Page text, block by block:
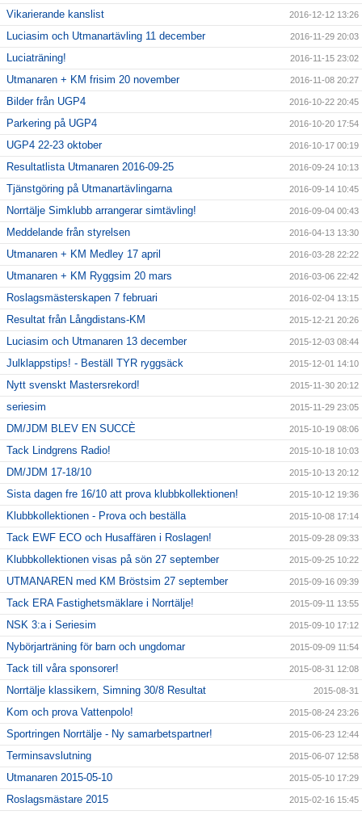
Vikarierande kanslist 2016-12-12 13:26
Luciasim och Utmanartävling 11 december 2016-11-29 20:03
Luciaträning! 2016-11-15 23:02
Utmanaren + KM frisim 20 november 2016-11-08 20:27
Bilder från UGP4 2016-10-22 20:45
Parkering på UGP4 2016-10-20 17:54
UGP4 22-23 oktober 2016-10-17 00:19
Resultatlista Utmanaren 2016-09-25 2016-09-24 10:13
Tjänstgöring på Utmanartävlingarna 2016-09-14 10:45
Norrtälje Simklubb arrangerar simtävling! 2016-09-04 00:43
Meddelande från styrelsen 2016-04-13 13:30
Utmanaren + KM Medley 17 april 2016-03-28 22:22
Utmanaren + KM Ryggsim 20 mars 2016-03-06 22:42
Roslagsmästerskapen 7 februari 2016-02-04 13:15
Resultat från Långdistans-KM 2015-12-21 20:26
Luciasim och Utmanaren 13 december 2015-12-03 08:44
Julklappstips! - Beställ TYR ryggsäck 2015-12-01 14:10
Nytt svenskt Mastersrekord! 2015-11-30 20:12
seriesim 2015-11-29 23:05
DM/JDM BLEV EN SUCCÈ 2015-10-19 08:06
Tack Lindgrens Radio! 2015-10-18 10:03
DM/JDM 17-18/10 2015-10-13 20:12
Sista dagen fre 16/10 att prova klubbkollektionen! 2015-10-12 19:36
Klubbkollektionen - Prova och beställa 2015-10-08 17:14
Tack EWF ECO och Husaffären i Roslagen! 2015-09-28 09:33
Klubbkollektionen visas på sön 27 september 2015-09-25 10:22
UTMANAREN med KM Bröstsim 27 september 2015-09-16 09:39
Tack ERA Fastighetsmäklare i Norrtälje! 2015-09-11 13:55
NSK 3:a i Seriesim 2015-09-10 17:12
Nybörjarträning för barn och ungdomar 2015-09-09 11:54
Tack till våra sponsorer! 2015-08-31 12:08
Norrtälje klassikern, Simning 30/8 Resultat 2015-08-31
Kom och prova Vattenpolo! 2015-08-24 23:26
Sportringen Norrtälje - Ny samarbetspartner! 2015-06-23 12:44
Terminsavslutning 2015-06-07 12:58
Utmanaren 2015-05-10 2015-05-10 17:29
Roslagsmästare 2015 2015-02-16 15:45